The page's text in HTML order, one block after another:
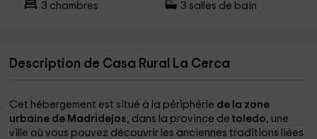
3 chambres 3 salles de bain
Description de Casa Rural La Cerca
Cet hébergement est situé à la périphérie de la zone
urbaine de Madridejos, dans la province detoledo, une
ville où vous pouvez découvrir les anciennes traditions liées